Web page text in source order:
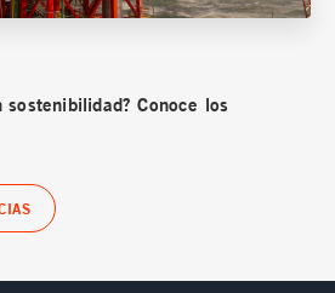
sostenibilidad? Conoce los